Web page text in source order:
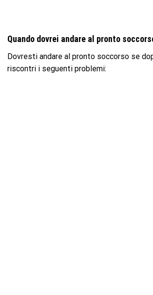
Quando dovrei andare al pronto
Dovresti andare al pronto soccorso se
riscontri i seguenti problemi: